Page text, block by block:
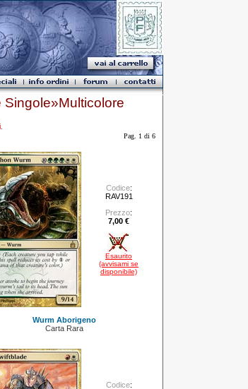
Pag. 1 di 6
Codice:
RAV191
Prezzo:
7,00 €
Esaurito
(avvisami se
disponibile)
Wurm Aborigeno
Carta Rara
Codice: